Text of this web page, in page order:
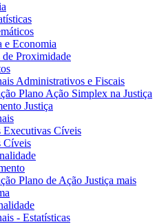
e Economia
de Proximidade
Administrativos e Fiscais
Plano Ação Simplex na Justiça
Justiça
Executivas Cíveis
Cíveis
Plano de Ação Justiça mais
- Estatísticas